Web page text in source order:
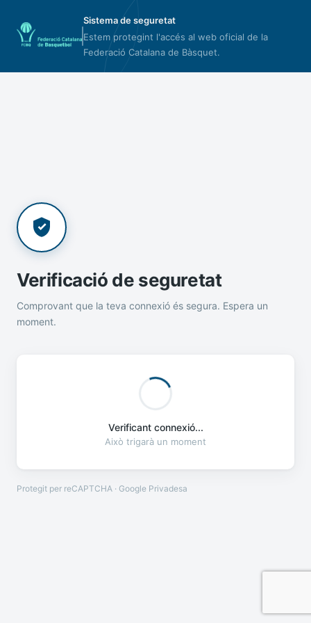
Sistema de seguretat
Estem protegint l'accés al web oficial de la
Federació Catalana de Bàsquet.
Verificació de seguretat
Comprovant que la teva connexió és segura. Espera un
moment.
Verificant connexió...
Això trigarà un moment
Protegit per reCAPTCHA · Google Privadesa